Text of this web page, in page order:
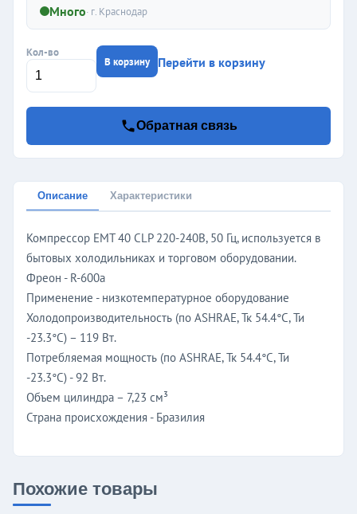
Много· г. Краснодар
Кол-во
В корзину Перейти в корзину
Обратная связь
Описание Характеристики
Компрессор EMT 40 CLP 220-240В, 50 Гц, используется в
бытовых холодильниках и торговом оборудовании.
Фреон - R-600a
Применение - низкотемпературное оборудование
Холодопроизводительность (по ASHRAE, Тк 54.4°C, Ти
-23.3°C) – 119 Вт.
Потребляемая мощность (по ASHRAE, Тк 54.4°C, Ти
-23.3°C) - 92 Вт.
Объем цилиндра – 7,23 см³
Страна происхождения - Бразилия
Похожие товары